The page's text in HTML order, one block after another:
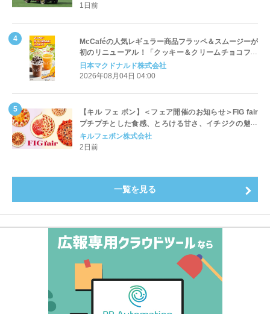
1日前
McCaféの人気レギュラー商品フラッペ＆スムージーが
初のリニューアル！「クッキー＆クリームチョコフラ
ッペ」「マンゴースムージー」8月5日（水）から販売
開始
日本マクドナルド株式会社
2026年08月04日 04:00
【キル フェ ボン】＜フェア開催のお知らせ＞FIG fair
プチプチとした食感、とろける甘さ、イチジクの魅力
をたっぷりと。新作を含め、イチジク尽くしの全4種が
登場8月20日（木）スタート
キルフェボン株式会社
2日前
一覧を見る